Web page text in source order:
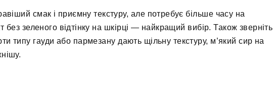
смак і приємну текстуру, але потребує більше часу на
без зеленого відтінку на шкірці — найкращий вибір. Також зверніть
типу гауди або пармезану дають щільну текстуру, м’який сир на